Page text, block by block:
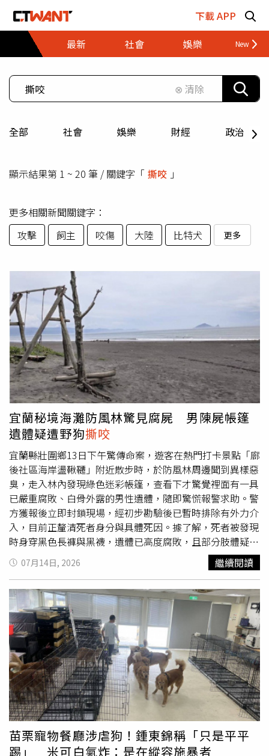
下載 APP
最新
社會 娛樂 財經
⊗ 清除
全部 社會 娛樂 財經 政治
顯示結果第 1 ~ 20 筆 / 關鍵字「 撕咬 」
更多相關新聞關鍵字：
攻擊
飼主 咬傷 大陸 比特犬 更多
宜蘭秘境海灘防風林驚見腐屍 男陳屍帳篷
遺體疑遭野狗撕咬
宜蘭縣壯圍鄉13日下午驚傳命案，遊客在熱門打卡景點「廍
後社區海岸盪鞦韆」附近散步時，於防風林周邊聞到異樣惡
臭，走入林內發現綠色迷彩帳篷，查看下才驚覺裡面有一具
已嚴重腐敗、白骨外露的男性遺體，隨即驚慌報警求助。警
方獲報後立即封鎖現場，經初步勘驗後已暫時排除有外力介
入，目前正釐清死者身分與具體死因。據了解，死者被發現
時身穿黑色長褲與黑襪，遺體已高度腐敗，且部分肢體疑似
曾遭周邊野狗啃咬導致白骨外露，警方初步排除外力介入，
但遺體腐爛程度嚴重，死亡時間尚無法精準判斷，且死者身
上沒有證件，目前仍無法確認其身分和國籍。附近釣客透
露，上週便在當地聞到異味，但當時誤以為是有人傾倒廚
餘，或是浪貓浪犬遺體腐爛，四處查看未果後便沒再在意，
直到報案人13日下午聞到異味，順著味道走進樹林，這才發
現男子陳屍在帳棚內。而報案人目睹遺體仍餘悸猶存，他13
日晚間帶著警方重返現場勘查，並協助引導指認帳篷位置，
期間還一度潰堤、害怕落淚，在警方的安撫下才逐漸平復心
情，回到派出所製作筆錄，確切案情則仍待調查釐清。
07月14日, 2026 繼續閱讀
苗栗寵物餐廳涉虐狗！鍾東錦稱「只是平平
踢」 米可白氣炸：是在縱容施暴者